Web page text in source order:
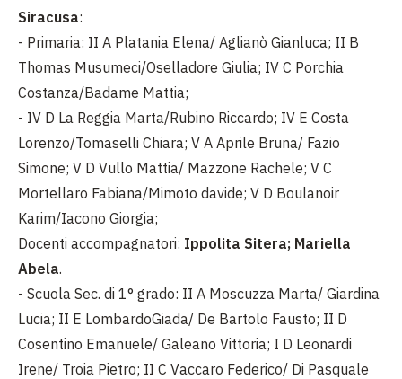
Siracusa:
- Primaria: II A Platania Elena/ Aglianò Gianluca; II B
Thomas Musumeci/Oselladore Giulia; IV C Porchia
Costanza/Badame Mattia;
- IV D La Reggia Marta/Rubino Riccardo; IV E Costa
Lorenzo/Tomaselli Chiara; V A Aprile Bruna/ Fazio
Simone; V D Vullo Mattia/ Mazzone Rachele; V C
Mortellaro Fabiana/Mimoto davide; V D Boulanoir
Karim/Iacono Giorgia;
Docenti accompagnatori: Ippolita Sitera; Mariella
Abela.
- Scuola Sec. di 1° grado: II A Moscuzza Marta/ Giardina
Lucia; II E LombardoGiada/ De Bartolo Fausto; II D
Cosentino Emanuele/ Galeano Vittoria; I D Leonardi
Irene/ Troia Pietro; II C Vaccaro Federico/ Di Pasquale